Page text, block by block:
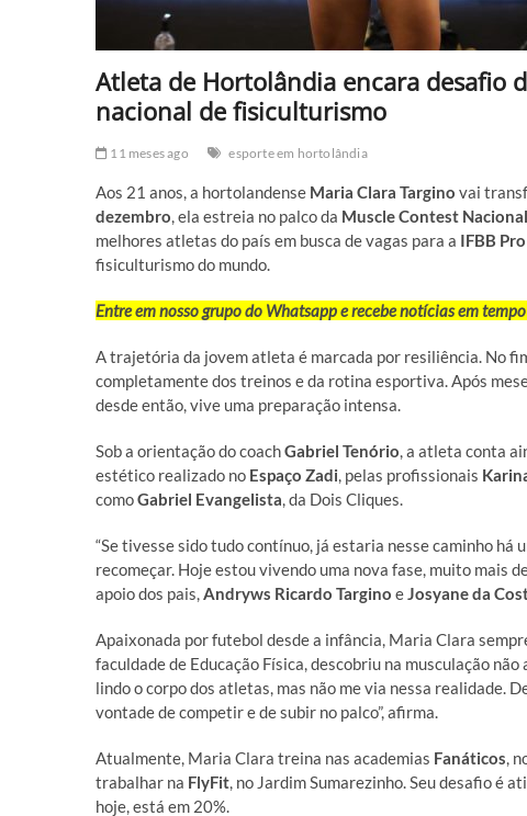
Atleta de Hortolândia encara desafio
nacional de fisiculturismo
11 meses ago esporte em hortolândia
Aos 21 anos, a hortolandense Maria Clara Targino vai
dezembro, ela estreia no palco da Muscle Contest Nacional
melhores atletas do país em busca de vagas para a IFBB Pro
fisiculturismo do mundo.
Entre em nosso grupo do Whatsapp e recebe notícias em
A trajetória da jovem atleta é marcada por resiliência. No
completamente dos treinos e da rotina esportiva. Após
desde então, vive uma preparação intensa.
Sob a orientação do coachGabriel Tenório, a atleta conta
estético realizado no Espaço Zadi, pelas profissionais
comoGabriel Evangelista, da Dois Cliques.
“Se tivesse sido tudo contínuo, já estaria nesse caminho
recomeçar. Hoje estou vivendo uma nova fase, muito mais
apoio dos pais,Andryws Ricardo Targino eJosyane da
Apaixonada por futebol desde a infância, Maria Clara
faculdade de Educação Física, descobriu na musculação
lindo o corpo dos atletas, mas não me via nessa realidade.
vontade de competir e de subir no palco”, afirma.
Atualmente, Maria Clara treina nas academias Fanáticos,
trabalhar na FlyFit, no Jardim Sumarezinho. Seu desafio é
hoje, está em 20%.